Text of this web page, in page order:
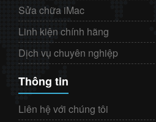
Sửa chữa iMac
Linh kiện chính hãng
Dịch vụ chuyên nghiệp
Thông tin
Liên hệ với chúng tôi